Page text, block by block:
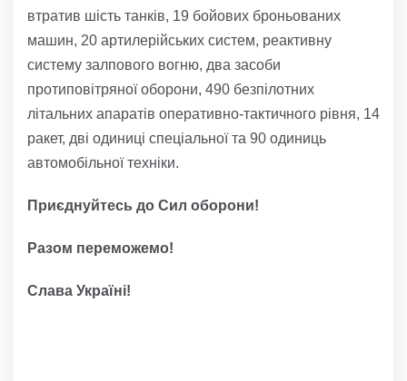
втратив шість танків, 19 бойових броньованих
машин, 20 артилерійських систем, реактивну
систему залпового вогню, два засоби
протиповітряної оборони, 490 безпілотних
літальних апаратів оперативно-тактичного рівня, 14
ракет, дві одиниці спеціальної та 90 одиниць
автомобільної техніки.
Приєднуйтесь до Сил оборони!
Разом переможемо!
Слава Україні!